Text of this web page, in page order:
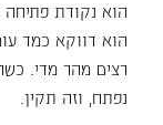
הוא נקודת
הוא דווקא כמד
רצים מהר מדי.
נפתח, וזה תקין.